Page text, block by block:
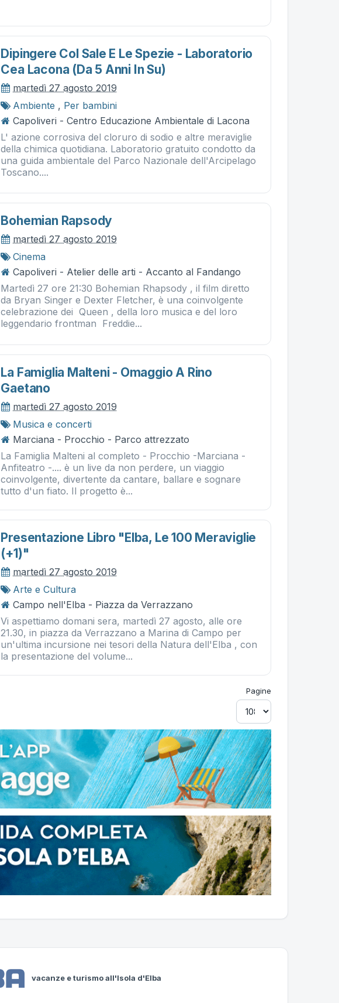
Dipingere Col Sale E Le Spezie - Laboratorio
Cea Lacona (da 5 Anni In Su)
martedì 27 agosto 2019
Ambiente , Per bambini
Capoliveri - Centro Educazione Ambientale di Lacona
L' azione corrosiva del cloruro di sodio e altre meraviglie
della chimica quotidiana. Laboratorio gratuito condotto da
una guida ambientale del Parco Nazionale dell'Arcipelago
Toscano....
Bohemian Rapsody
martedì 27 agosto 2019
Cinema
Capoliveri - Atelier delle arti - Accanto al Fandango
Martedì 27 ore 21:30 Bohemian Rhapsody , il film diretto
da Bryan Singer e Dexter Fletcher, è una coinvolgente
celebrazione dei Queen , della loro musica e del loro
leggendario frontman Freddie...
La Famiglia Malteni - Omaggio A Rino
Gaetano
martedì 27 agosto 2019
Musica e concerti
Marciana - Procchio - Parco attrezzato
La Famiglia Malteni al completo - Procchio -Marciana -
Anfiteatro -.... è un live da non perdere, un viaggio
coinvolgente, divertente da cantare, ballare e sognare
tutto d'un fiato. Il progetto è...
Presentazione Libro "elba, Le 100 Meraviglie
(+1)"
martedì 27 agosto 2019
Arte e Cultura
Campo nell'Elba - Piazza da Verrazzano
Vi aspettiamo domani sera, martedì 27 agosto, alle ore
21.30, in piazza da Verrazzano a Marina di Campo per
un'ultima incursione nei tesori della Natura dell'Elba , con
la presentazione del volume...
Pagine
vacanze e turismo all'Isola d'Elba